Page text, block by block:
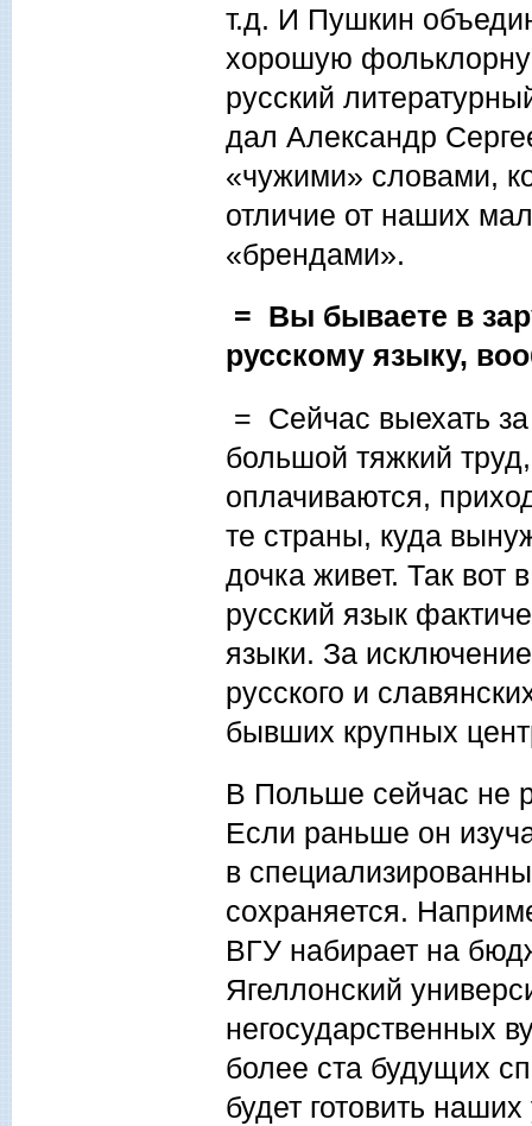
т.д. И Пушкин
хорошую
русский
дал Александр
«чужими» словами,
отличие от наших
«брендами».
= Вы бываете в
русскому языку,
= Сейчас выехать
большой тяжкий
оплачиваются,
те страны, куда
дочка живет. Так вот
русский язык
языки. За
русского и
бывших крупных
В Польше сейчас не
Если раньше он
в
сохраняется.
ВГУ набирает на
Ягеллонский
негосударственных
более ста будущих
будет готовить